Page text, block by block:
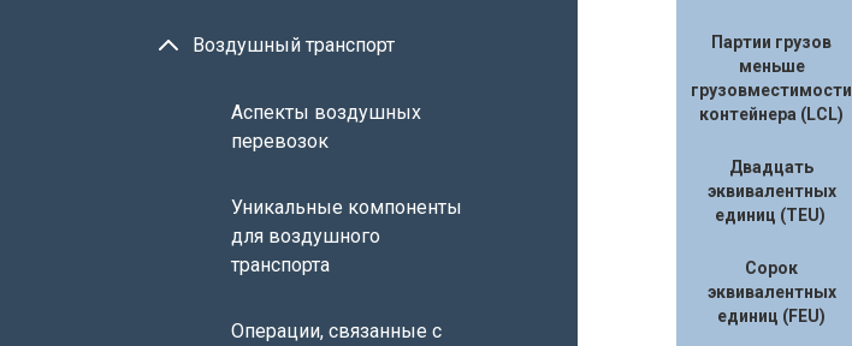
Воздушный транспорт
Аспекты воздушных
перевозок
Уникальные компоненты
для воздушного
транспорта
Операции, связанные с
Партии грузов
меньше
грузовместимости
контейнера (LCL)
Двадцать
эквивалентных
единиц (TEU)
Сорок
эквивалентных
единиц (FEU)